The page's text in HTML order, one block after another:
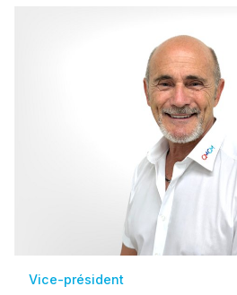
Vice-président